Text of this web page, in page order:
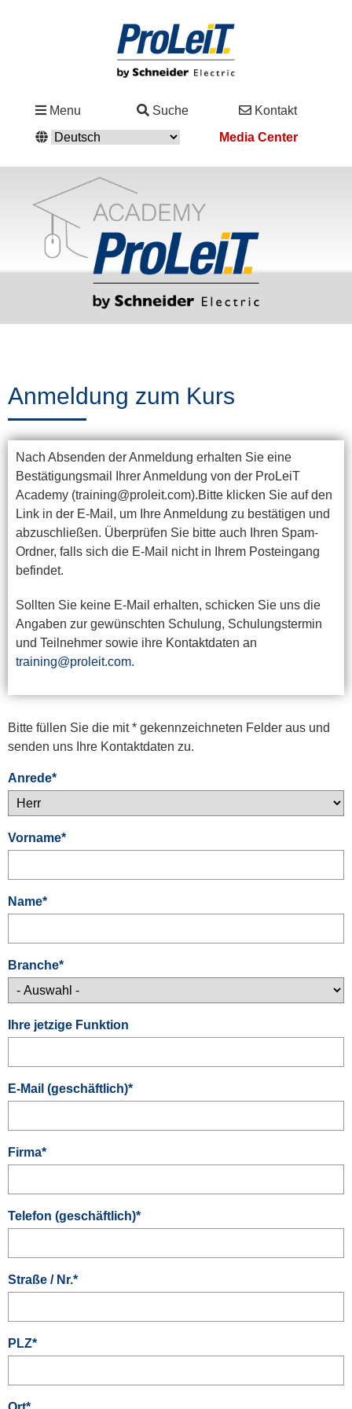
Menu Suche
Kontakt
Media Center
Lösungen
Service
Support
Academy
News
&
Events
Partner
Über
ProLeiT
Anmeldung zum Kurs
Nach Absenden der Anmeldung erhalten Sie eine
Bestätigungsmail Ihrer Anmeldung von der ProLeiT
Academy (training@proleit.com).Bitte klicken Sie auf den
Link in der E-Mail, um Ihre Anmeldung zu bestätigen und
abzuschließen. Überprüfen Sie bitte auch Ihren Spam-
Ordner, falls sich die E-Mail nicht in Ihrem Posteingang
befindet.
Sollten Sie keine E-Mail erhalten, schicken Sie uns die
Angaben zur gewünschten Schulung, Schulungstermin
und Teilnehmer sowie ihre Kontaktdaten an
training@proleit.com.
Bitte füllen Sie die mit * gekennzeichneten Felder aus und
senden uns Ihre Kontaktdaten zu.
Anrede*
Vorname*
Name*
Branche*
Ihre jetzige Funktion
E-Mail (geschäftlich)*
Firma*
Telefon (geschäftlich)*
Straße / Nr.*
PLZ*